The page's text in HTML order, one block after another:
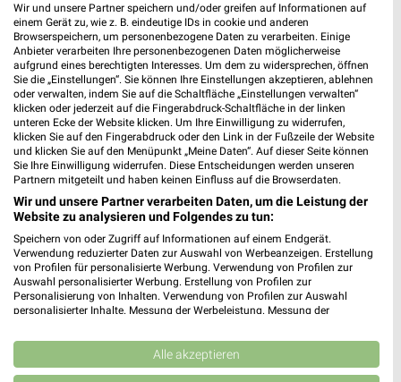
Noch mehr Angebote in
der weekli App!
Jetzt kostenlos laden
Wir und unsere Partner speichern und/oder greifen auf Informationen auf
einem Gerät zu, wie z. B. eindeutige IDs in cookie und anderen
Browserspeichern, um personenbezogene Daten zu verarbeiten. Einige
Anbieter verarbeiten Ihre personenbezogenen Daten möglicherweise
aufgrund eines berechtigten Interesses. Um dem zu widersprechen, öffnen
Sie die „Einstellungen“. Sie können Ihre Einstellungen akzeptieren, ablehnen
oder verwalten, indem Sie auf die Schaltfläche „Einstellungen verwalten“
klicken oder jederzeit auf die Fingerabdruck-Schaltfläche in der linken
unteren Ecke der Website klicken. Um Ihre Einwilligung zu widerrufen,
klicken Sie auf den Fingerabdruck oder den Link in der Fußzeile der Website
und klicken Sie auf den Menüpunkt „Meine Daten“. Auf dieser Seite können
Sie Ihre Einwilligung widerrufen. Diese Entscheidungen werden unseren
Partnern mitgeteilt und haben keinen Einfluss auf die Browserdaten.
Wir und unsere Partner verarbeiten Daten, um die Leistung der
Website zu analysieren und Folgendes zu tun:
Speichern von oder Zugriff auf Informationen auf einem Endgerät.
Verwendung reduzierter Daten zur Auswahl von Werbeanzeigen. Erstellung
von Profilen für personalisierte Werbung. Verwendung von Profilen zur
Auswahl personalisierter Werbung. Erstellung von Profilen zur
Personalisierung von Inhalten. Verwendung von Profilen zur Auswahl
personalisierter Inhalte. Messung der Werbeleistung. Messung der
Kombinationen von Daten aus verschiedenen Quellen. Entwicklung und
Verbesserung der Angebote. Verwendung reduzierter Daten zur Auswahl
von Inhalten.
Alle akzeptieren